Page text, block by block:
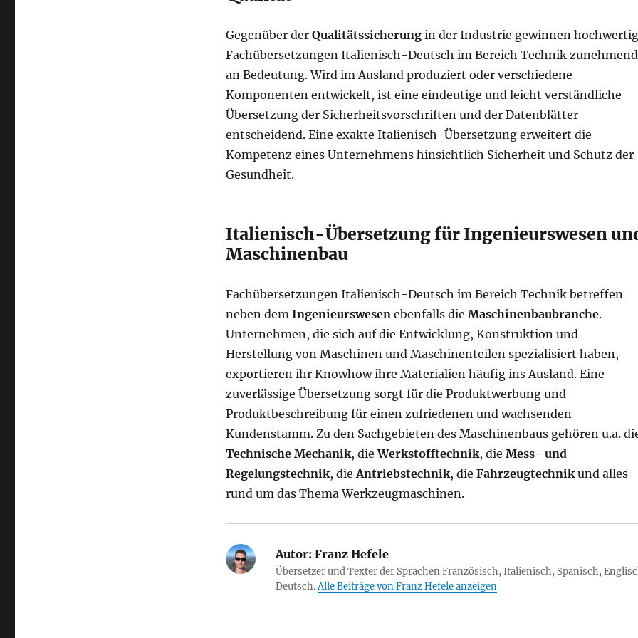
Gegenüber der Qualitätssicherungin der Industrie gewinnen
Fachübersetzungen Italienisch-Deutsch im Bereich Technik zunehmend
an Bedeutung. Wird im Ausland produziert oder verschiedene
Komponenten entwickelt, ist eine eindeutige und leicht verständliche
Übersetzung der Sicherheitsvorschriften und der Datenblätter
entscheidend. Eine exakte Italienisch-Übersetzung erweitert die
Kompetenz eines Unternehmens hinsichtlich Sicherheit und Schutz der
Gesundheit.
Italienisch-Übersetzung für Ingenieurswesen
Maschinenbau
Fachübersetzungen Italienisch-Deutsch im Bereich Technik betreffen
neben dem Ingenieurswesenebenfalls die Maschinenbaubranche.
Unternehmen, die sich auf die Entwicklung, Konstruktion und
Herstellung von Maschinen und Maschinenteilen spezialisiert haben,
exportieren ihr Knowhow ihre Materialien häufig ins Ausland. Eine
zuverlässige Übersetzung sorgt für die Produktwerbung und
Produktbeschreibung für einen zufriedenen und wachsenden
Kundenstamm. Zu den Sachgebieten des Maschinenbaus gehören u.a.
Technische Mechanik, dieWerkstofftechnik, die Mess- und
Regelungstechnik, dieAntriebstechnik, die Fahrzeugtechnikund alles
rund um das Thema Werkzeugmaschinen.
Autor:Franz Hefele
Übersetzer und Texter der Sprachen Französisch, Italienisch, Spanisch,
Deutsch.Alle Beiträge von Franz Hefele anzeigen